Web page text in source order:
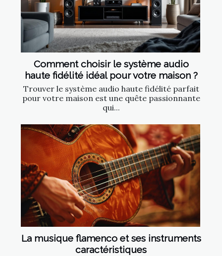
Comment choisir le système audio
haute fidélité idéal pour votre maison ?
Trouver le système audio haute fidélité parfait
pour votre maison est une quête passionnante
qui...
La musique flamenco et ses instruments
caractéristiques